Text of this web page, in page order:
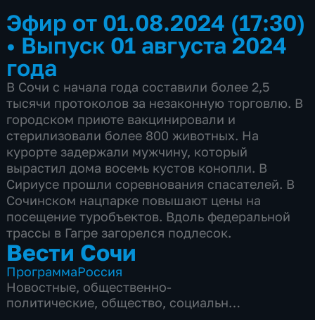
Эфир от 01.08.2024 (17:30)
• Выпуск 01 августа 2024
года
В Сочи с начала года составили более 2,5
тысячи протоколов за незаконную торговлю. В
городском приюте вакцинировали и
стерилизовали более 800 животных. На
курорте задержали мужчину, который
вырастил дома восемь кустов конопли. В
Сириусе прошли соревнования спасателей. В
Сочинском нацпарке повышают цены на
посещение туробъектов. Вдоль федеральной
трассы в Гагре загорелся подлесок.
Вести Сочи
ПрограммаРоссия
Новостные, общественно-
политические, общество, социально-